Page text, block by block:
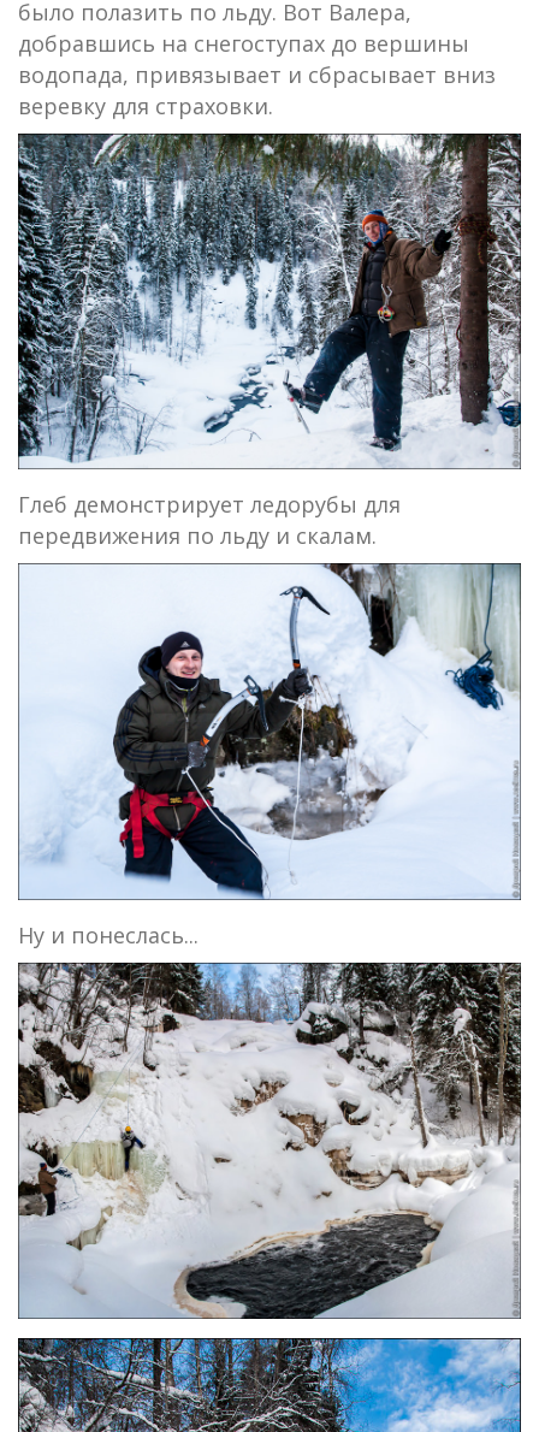
было полазить по льду. Вот Валера,
добравшись на снегоступах до вершины
водопада, привязывает и сбрасывает вниз
веревку для страховки.
Глеб демонстрирует ледорубы для
передвижения по льду и скалам.
Ну и понеслась...